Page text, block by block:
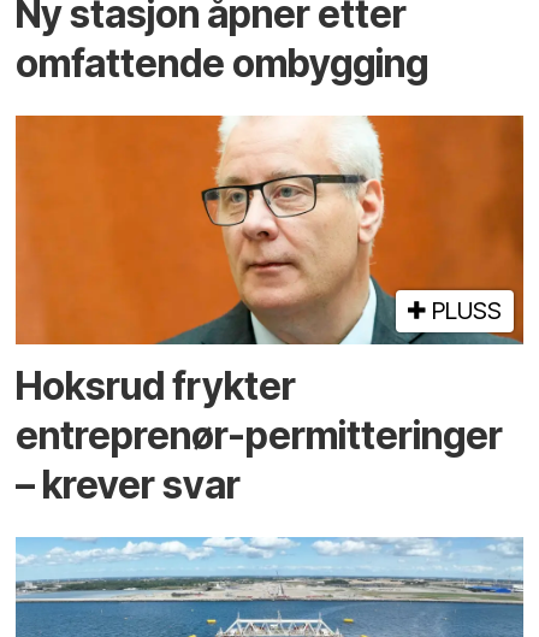
Ny stasjon åpner etter
omfattende ombygging
PLUSS
Hoksrud frykter
entreprenør-permitteringer
– krever svar